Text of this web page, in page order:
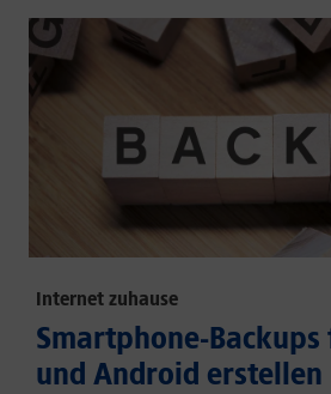
Internet zuhause
Smartphone-
und Android erstellen